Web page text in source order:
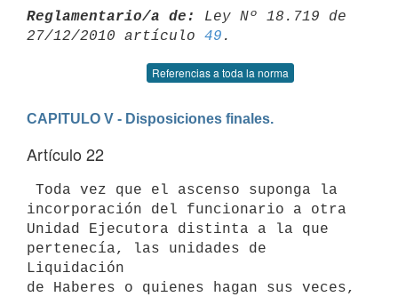
Reglamentario/a de:
Ley Nº 18.719 de
27/12/2010 artículo 49
Referencias a toda la norma
CAPITULO V - Disposiciones finales.
Artículo 22
incorporación del funcionario a otra
Unidad Ejecutora distinta a la que
pertenecía, las unidades de
Liquidación
de Haberes o quienes hagan sus veces,